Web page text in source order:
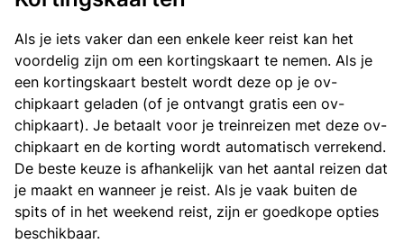
Als je iets vaker dan een enkele keer reist kan het
voordelig zijn om een kortingskaart te nemen. Als je
een kortingskaart bestelt wordt deze op je ov-
chipkaart geladen (of je ontvangt gratis een ov-
chipkaart). Je betaalt voor je treinreizen met deze ov-
chipkaart en de korting wordt automatisch verrekend.
De beste keuze is afhankelijk van het aantal reizen dat
je maakt en wanneer je reist. Als je vaak buiten de
spits of in het weekend reist, zijn er goedkope opties
beschikbaar.